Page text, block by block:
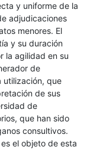
y uniforme de la
adjudicaciones
menores. El
y su duración
la agilidad en su
de
utilización, que
de sus
de
que han sido
consultivos.
el objeto de esta